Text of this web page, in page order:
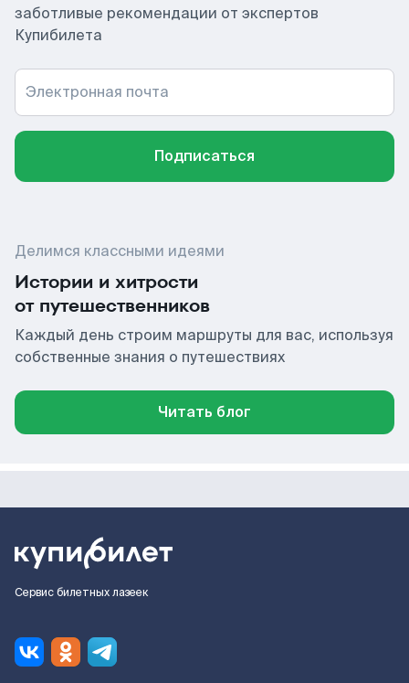
заботливые рекомендации от экспертов
Купибилета
Электронная почта
Подписаться
Делимся классными идеями
Истории и хитрости
от путешественников
Каждый день строим маршруты для вас, используя
собственные знания о путешествиях
Читать блог
Сервис билетных лазеек